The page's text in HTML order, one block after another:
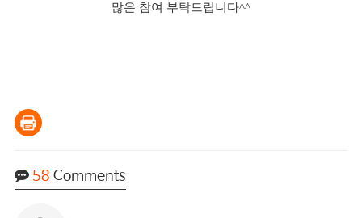
많은 참여 부탁드립니다^^
58 Comments